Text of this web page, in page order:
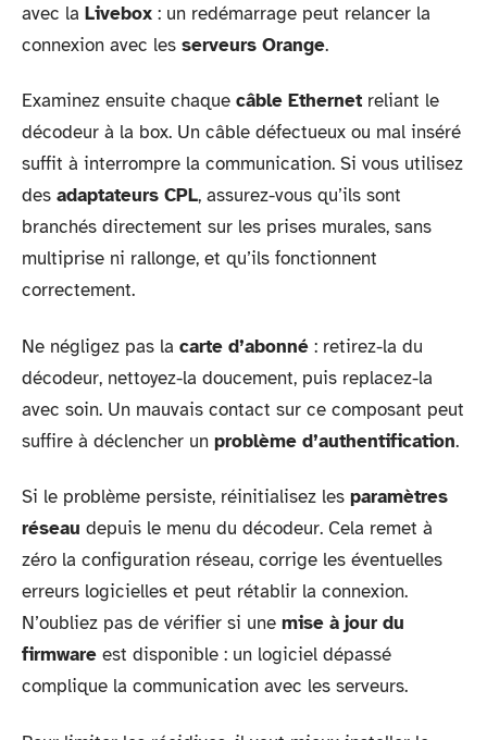
avec la Livebox : un redémarrage peut relancer la
connexion avec les serveurs Orange.
Examinez ensuite chaque câble Ethernet reliant le
décodeur à la box. Un câble défectueux ou mal inséré
suffit à interrompre la communication. Si vous utilisez
des adaptateurs CPL, assurez-vous qu’ils sont
branchés directement sur les prises murales, sans
multiprise ni rallonge, et qu’ils fonctionnent
correctement.
Ne négligez pas la carte d’abonné : retirez-la du
décodeur, nettoyez-la doucement, puis replacez-la
avec soin. Un mauvais contact sur ce composant peut
suffire à déclencher un problème d’authentification.
Si le problème persiste, réinitialisez les paramètres
réseau depuis le menu du décodeur. Cela remet à
zéro la configuration réseau, corrige les éventuelles
erreurs logicielles et peut rétablir la connexion.
N’oubliez pas de vérifier si une mise à jour du
firmware est disponible : un logiciel dépassé
complique la communication avec les serveurs.